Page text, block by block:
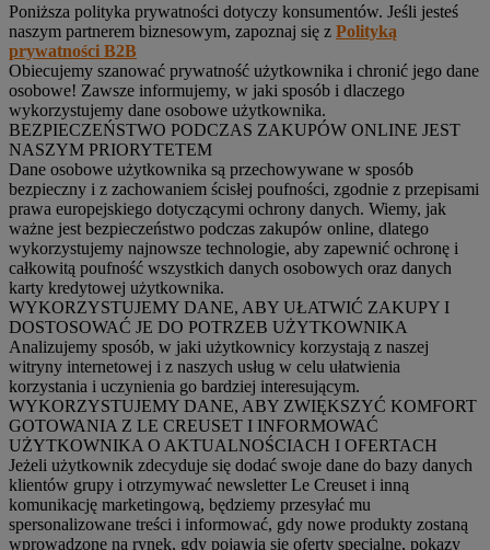
Poniższa polityka prywatności dotyczy konsumentów. Jeśli jesteś
naszym partnerem biznesowym, zapoznaj się z Polityką
prywatności B2B
Obiecujemy szanować prywatność użytkownika i chronić jego dane
osobowe! Zawsze informujemy, w jaki sposób i dlaczego
wykorzystujemy dane osobowe użytkownika.
BEZPIECZEŃSTWO PODCZAS ZAKUPÓW ONLINE JEST
NASZYM PRIORYTETEM
Dane osobowe użytkownika są przechowywane w sposób
bezpieczny i z zachowaniem ścisłej poufności, zgodnie z przepisami
prawa europejskiego dotyczącymi ochrony danych. Wiemy, jak
ważne jest bezpieczeństwo podczas zakupów online, dlatego
wykorzystujemy najnowsze technologie, aby zapewnić ochronę i
całkowitą poufność wszystkich danych osobowych oraz danych
karty kredytowej użytkownika.
WYKORZYSTUJEMY DANE, ABY UŁATWIĆ ZAKUPY I
DOSTOSOWAĆ JE DO POTRZEB UŻYTKOWNIKA
Analizujemy sposób, w jaki użytkownicy korzystają z naszej
witryny internetowej i z naszych usług w celu ułatwienia
korzystania i uczynienia go bardziej interesującym.
WYKORZYSTUJEMY DANE, ABY ZWIĘKSZYĆ KOMFORT
GOTOWANIA Z LE CREUSET I INFORMOWAĆ
UŻYTKOWNIKA O AKTUALNOŚCIACH I OFERTACH
Jeżeli użytkownik zdecyduje się dodać swoje dane do bazy danych
klientów grupy i otrzymywać newsletter Le Creuset i inną
komunikację marketingową, będziemy przesyłać mu
spersonalizowane treści i informować, gdy nowe produkty zostaną
wprowadzone na rynek, gdy pojawią się oferty specjalne, pokazy